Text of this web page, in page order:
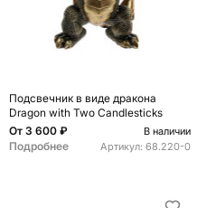
Подсвечник в виде дракона
Dragon with Two Candlesticks
От 3 600 ₽ В наличии
Подробнее Артикул: 68.220-0